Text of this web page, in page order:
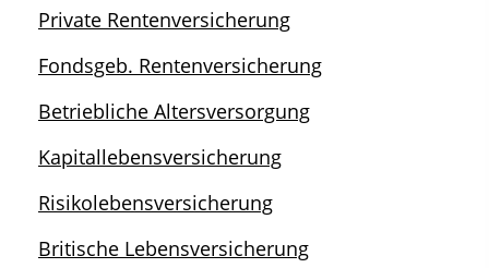
Private Rentenversicherung
Fondsgeb. Rentenversicherung
Betriebliche Altersversorgung
Kapitallebensversicherung
Risikolebensversicherung
Britische Lebensversicherung